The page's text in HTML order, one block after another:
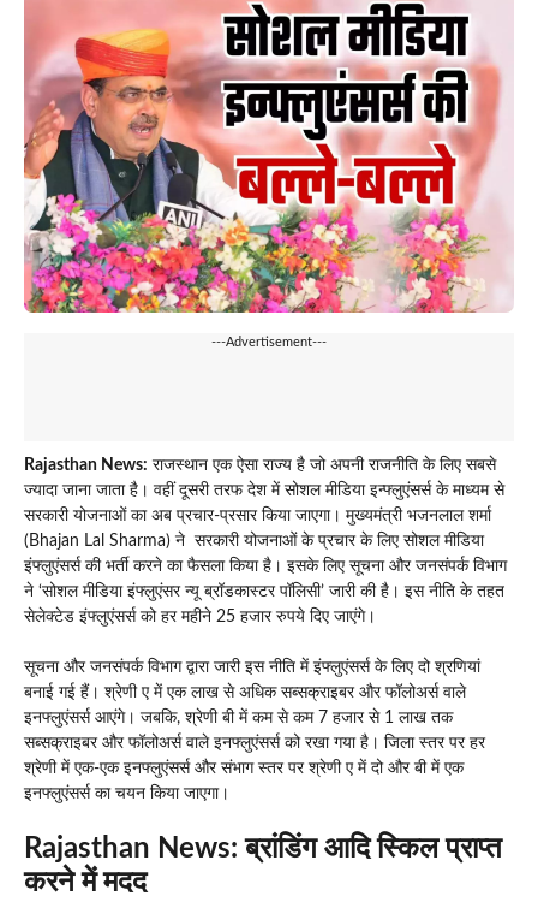
---Advertisement---
Rajasthan News: राजस्थान एक ऐसा राज्य है जो अपनी राजनीति के लिए सबसे
ज्यादा जाना जाता है। वहीं दूसरी तरफ देश में सोशल मीडिया इन्फ्लुएंसर्स के माध्यम से
सरकारी योजनाओं का अब प्रचार-प्रसार किया जाएगा। मुख्यमंत्री भजनलाल शर्मा
(Bhajan Lal Sharma) ने सरकारी योजनाओं के प्रचार के लिए सोशल मीडिया
इंफ्लुएंसर्स की भर्ती करने का फैसला किया है। इसके लिए सूचना और जनसंपर्क विभाग
ने ‘सोशल मीडिया इंफ्लुएंसर न्यू ब्रॉडकास्टर पॉलिसी’ जारी की है। इस नीति के तहत
सेलेक्टेड इंफ्लुएंसर्स को हर महीने 25 हजार रुपये दिए जाएंगे।
सूचना और जनसंपर्क विभाग द्वारा जारी इस नीति में इंफ्लुएंसर्स के लिए दो श्रणियां
बनाई गई हैं। श्रेणी ए में एक लाख से अधिक सब्सक्राइबर और फॉलोअर्स वाले
इनफ्लुएंसर्स आएंगे। जबकि, श्रेणी बी में कम से कम 7 हजार से 1 लाख तक
सब्सक्राइबर और फॉलोअर्स वाले इनफ्लुएंसर्स को रखा गया है। जिला स्तर पर हर
श्रेणी में एक-एक इनफ्लुएंसर्स और संभाग स्तर पर श्रेणी ए में दो और बी में एक
इनफ्लुएंसर्स का चयन किया जाएगा।
Rajasthan News:ब्रांडिंग आदि स्किल प्राप्त
करने में मदद